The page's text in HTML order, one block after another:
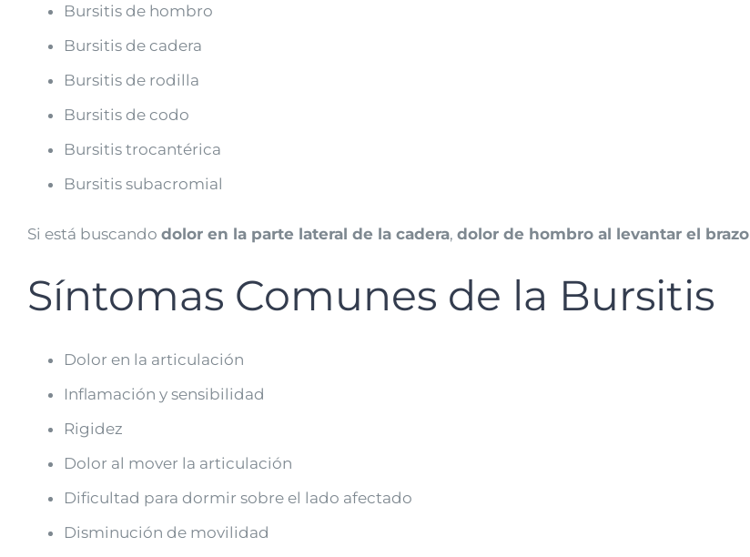
Bursitis de hombro
Bursitis de cadera
Bursitis de rodilla
Bursitis de codo
Bursitis trocantérica
Bursitis subacromial
Si está buscando dolor en la parte lateral de la cadera, dolor de hombro al levantar el brazo
Síntomas Comunes de la Bursitis
Dolor en la articulación
Inflamación y sensibilidad
Rigidez
Dolor al mover la articulación
Dificultad para dormir sobre el lado afectado
Disminución de movilidad